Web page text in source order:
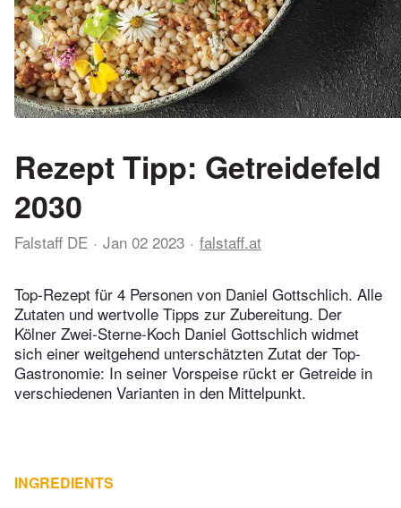
Rezept Tipp: Getreidefeld
2030
Falstaff DE Jan 02 2023 falstaff.at
Top-Rezept für 4 Personen von Daniel Gottschlich. Alle
Zutaten und wertvolle Tipps zur Zubereitung. Der
Kölner Zwei-Sterne-Koch Daniel Gottschlich widmet
sich einer weitgehend unterschätzten Zutat der Top-
Gastronomie: In seiner Vorspeise rückt er Getreide in
verschiedenen Varianten in den Mittelpunkt.
INGREDIENTS